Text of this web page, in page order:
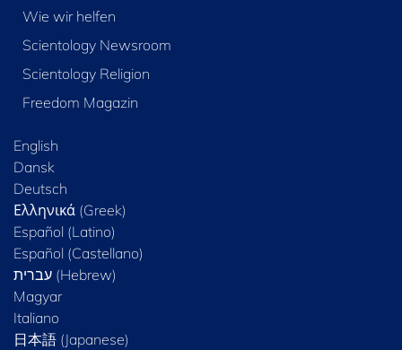
Wie wir helfen
Scientology Newsroom
Scientology Religion
Freedom Magazin
English
Dansk
Deutsch
Ελληνικά (Greek)
Español (Latino)
Español (Castellano)
Magyar
Italiano
日本語 (Japanese)